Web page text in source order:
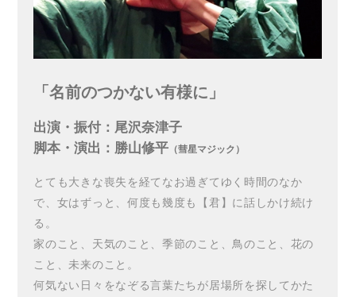
「名前のつかない有様に」
出演・振付：尾沢奈津子
脚本・演出：勝山修平 （彗星マジック）
とても大きな喪失を経てなお過ぎてゆく時間のなか
で、女はずっと、何度も幾度も【君】に話しかけ続け
る。
家のこと、天気のこと、季節のこと、鳥のこと、花の
こと、未来のこと。
何気ない日々をなぞる言葉たちが居場所を探してかた